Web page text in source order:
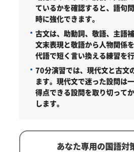
ているかを確認すると、語句
時に強化できます。
古文は、助動詞、敬語、主語
文末表現と敬語から人物関係
代語で短く言い換える練習を行
70分演習では、現代文と古文
ます。 現代文で迷った設問は
得点できる設問を取り切って
します。
あなた専用の国語対